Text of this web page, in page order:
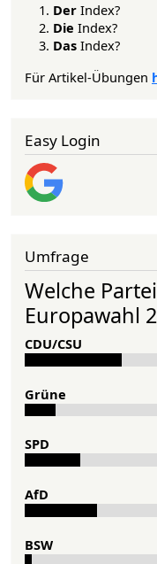
Der Index?
Die Index?
Das Index?
Für Artikel-Übungen
Easy Login
Umfrage
Welche
Europawahl
CDU/CSU
Grü­ne
SPD
AfD
BSW